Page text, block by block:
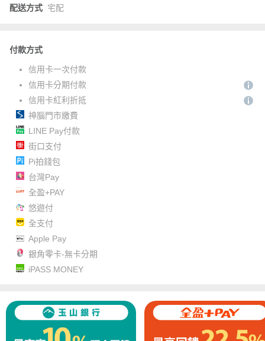
配送方式 宅配
付款方式
信用卡一次付款
信用卡分期付款
信用卡紅利折抵
神腦門市繳費
LINE Pay付款
街口支付
Pi拍錢包
台灣Pay
全盈+PAY
悠遊付
全支付
Apple Pay
銀角零卡-無卡分期
iPASS MONEY